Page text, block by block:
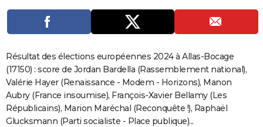
Dictionnaire
Biographies
Expressions
Proverbes
PROGRAMME TV
S'inscrire
Se connecter
Lycées
Collèges
Primaires
Universités
Entreprises
Service militaire
Avis de recherche
AVIS DE DÉCÈS
FORUM
Bricolage
Lifestyle
Culture
SportAuto
Television
Voyage
Cinema
Résultat des élections européennes 2024 à Allas-Bocage
(17150) : score de Jordan Bardella (Rassemblement national),
Valérie Hayer (Renaissance - Modem - Horizons), Manon
Aubry (France insoumise), François-Xavier Bellamy (Les
Républicains), Marion Maréchal (Reconquête !), Raphaël
Glucksmann (Parti socialiste - Place publique)...